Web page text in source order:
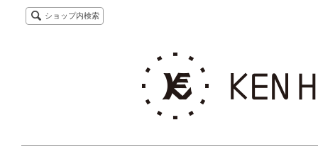
ショップ内検索